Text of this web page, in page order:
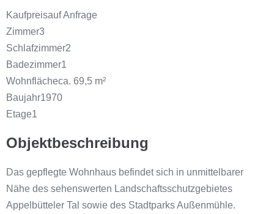
Kaufpreisauf Anfrage
Zimmer3
Schlafzimmer2
Badezimmer1
Wohnflächeca. 69,5 m²
Baujahr1970
Etage1
Objektbeschreibung
Das gepflegte Wohnhaus befindet sich in unmittelbarer
Nähe des sehenswerten Landschaftsschutzgebietes
Appelbütteler Tal sowie des Stadtparks Außenmühle.